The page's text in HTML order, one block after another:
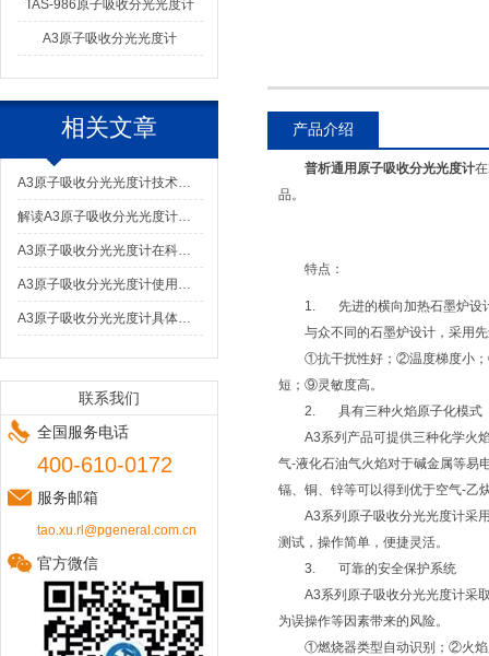
TAS-986原子吸收分光光度计
A3原子吸收分光光度计
相关文章
A3原子吸收分光光度计技术特点与应用解析
解读A3原子吸收分光光度计：高灵敏度与准确性的元素检测保障
A3原子吸收分光光度计在科研中的应用价值
A3原子吸收分光光度计使用前的检查事项
A3原子吸收分光光度计具体的使用意义是什么
联系我们
全国服务电话
400-610-0172
服务邮箱
tao.xu.rl@pgeneral.com.cn
官方微信
产品介绍
普析通用原子吸收分光光度计
品。
特点：
1. 先进的横向加热石墨炉设
与众不同的石墨炉设计，采用
①抗干扰性好；②温度梯度小
短；⑨灵敏度高。
2. 具有三种火焰原子化模式
A3系列产品可提供三种化学火
气-液化石油气火焰对于碱金属等易
镉、铜、锌等可以得到优于空气-乙
A3系列原子吸收分光光度计采
测试，操作简单，便捷灵活。
3. 可靠的安全保护系统
A3系列原子吸收分光光度计采
为误操作等因素带来的风险。
①燃烧器类型自动识别；②火